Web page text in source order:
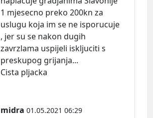
1 mjesecno preko 200kn za
uslugu koja im se ne isporucuje
, jer su se nakon dugih
zavrzlama uspijeli iskljuciti s
preskupog grijanja...
Cista pljacka
midra 01.05.2021 06:29